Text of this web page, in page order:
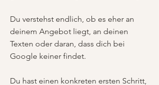
Du verstehst endlich, ob es eher an
deinem Angebot liegt, an deinen
Texten oder daran, dass dich bei
Google keiner findet.
Du hast einen konkreten ersten Schritt,